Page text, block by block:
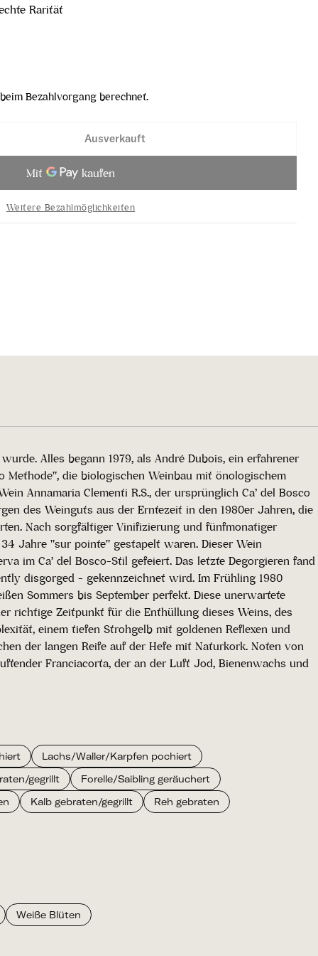
Rarität
Bezahlvorgang berechnet.
Clementi RS DOCG 1980 verringern
Annamaria Clementi RS DOCG 1980
Ausverkauft
Weitere Bezahlmöglichkeiten
Alles begann 1979, als André Dubois, ein erfahrener
Methode", die biologischen Weinbau mit önologischem
Annamaria Clementi R.S., der ursprünglich Ca’ del Bosco
des Weinguts aus der Erntezeit in den 1980er Jahren, die
Nach sorgfältiger Vinifizierung und fünfmonatiger
Jahre "sur pointe" gestapelt waren. Dieser Wein
im Ca’ del Bosco-Stil gefeiert. Das letzte Degorgieren fand
disgorged - gekennzeichnet wird. Im Frühling 1980
Sommers bis September perfekt. Diese unerwartete
richtige Zeitpunkt für die Enthüllung dieses Weins, des
einem tiefen Strohgelb mit goldenen Reflexen und
der langen Reife auf der Hefe mit Naturkork. Noten von
Franciacorta, der an der Luft Jod, Bienenwachs und
Lachs/Waller/Karpfen pochiert
gegrillt
Forelle/Saibling geräuchert
Kalb gebraten/gegrillt Reh gebraten
Weiße Blüten